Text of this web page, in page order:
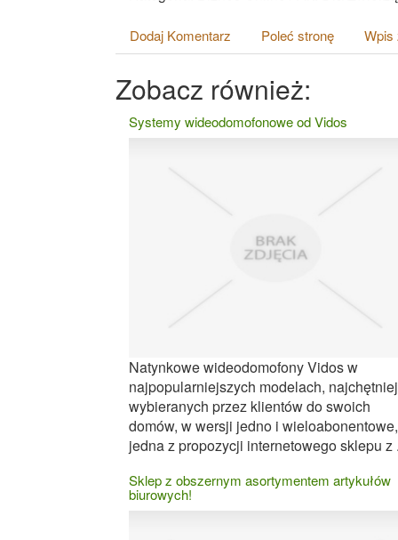
Dodaj Komentarz Poleć stronę Wpis
Zobacz również:
Systemy wideodomofonowe od Vidos
Natynkowe wideodomofony Vidos w
najpopularniejszych modelach, najchętniej
wybieranych przez klientów do swoich
domów, w wersji jedno i
jedna z propozycji internetowego sklepu z
Sklep z obszernym asortymentem artykułów
biurowych!